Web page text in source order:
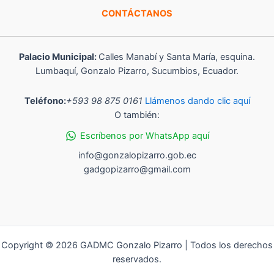
CONTÁCTANOS
Palacio Municipal: Calles Manabí y Santa María, esquina.
Lumbaquí, Gonzalo Pizarro, Sucumbios, Ecuador.
Teléfono:+593 98 875 0161 Llámenos dando clic aquí
O también:
Escríbenos por WhatsApp aquí
info@gonzalopizarro.gob.ec
gadgopizarro@gmail.com
Copyright © 2026 GADMC Gonzalo Pizarro | Todos los derechos
reservados.